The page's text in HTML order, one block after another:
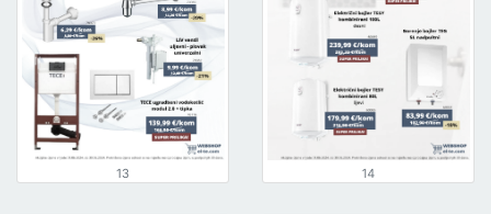
13 14